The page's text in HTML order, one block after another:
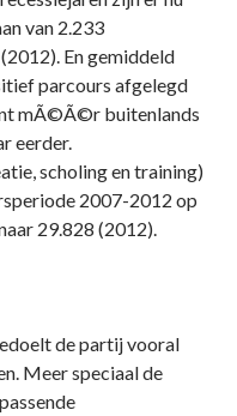
van 2.233
En gemiddeld
parcours afgelegd
mÃ©Ã©r buitenlands
eerder.
scholing en training)
2007-2012 op
29.828 (2012).
de partij vooral
Meer speciaal de